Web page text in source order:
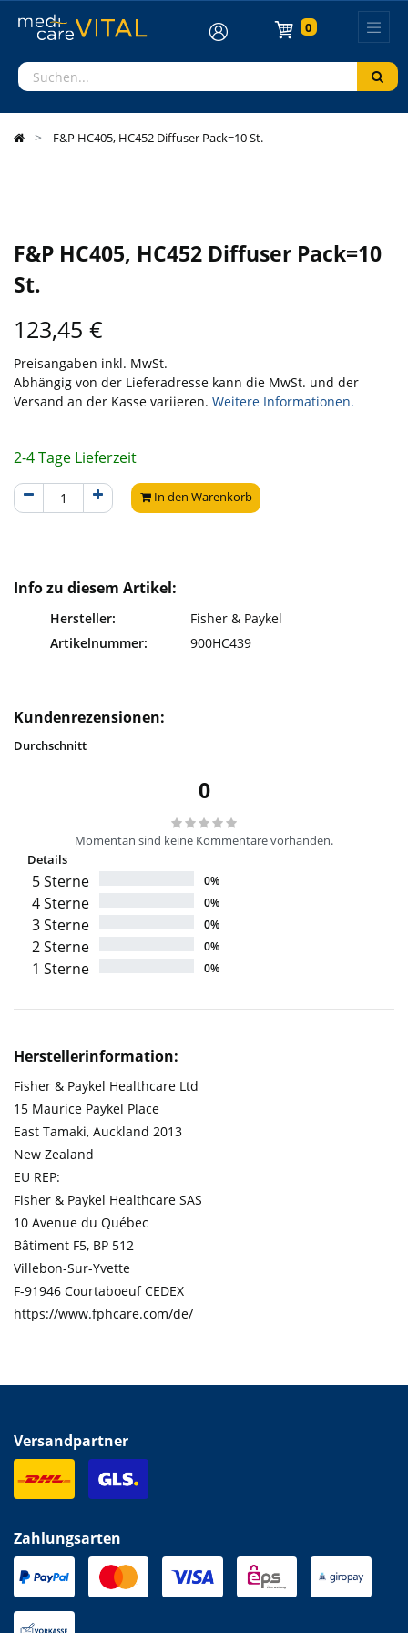
0
F&P HC405, HC452 Diffuser Pack=10 St.
F&P HC405, HC452 Diffuser Pack=10
St.
123,45 €
Preisangaben inkl. MwSt.
Abhängig von der Lieferadresse kann die MwSt. und der
Versand an der Kasse variieren. Weitere Informationen.
2-4 Tage Lieferzeit
In den Warenkorb
Info zu diesem Artikel:
Hersteller:
Fisher & Paykel
Artikelnummer:
900HC439
Kundenrezensionen:
Durchschnitt
0
Momentan sind keine Kommentare vorhanden.
Details
5 Sterne 0%
4 Sterne 0%
3 Sterne 0%
2 Sterne 0%
1 Sterne 0%
Herstellerinformation:
Fisher & Paykel Healthcare Ltd
15 Maurice Paykel Place
East Tamaki, Auckland 2013
New Zealand
EU REP:
Fisher & Paykel Healthcare SAS
10 Avenue du Québec
Bâtiment F5, BP 512
Villebon-Sur-Yvette
F-91946 Courtaboeuf CEDEX
https://www.fphcare.com/de/
Versandpartner
Zahlungsarten